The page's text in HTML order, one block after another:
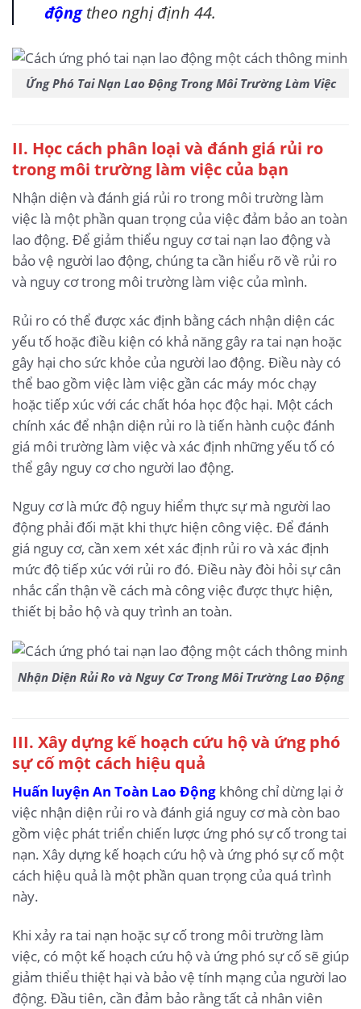
độngtheo nghị định 44.
Ứng Phó Tai Nạn Lao Động Trong Môi Trường Làm Việc
II. Học cách phân loại và đánh giá rủi ro
trong môi trường làm việc của bạn
Nhận diện và đánh giá rủi ro trong môi trường làm
việc là một phần quan trọng của việc đảm bảo an toàn
lao động. Để giảm thiểu nguy cơ tai nạn lao động và
bảo vệ người lao động, chúng ta cần hiểu rõ về rủi ro
và nguy cơ trong môi trường làm việc của mình.
Rủi ro có thể được xác định bằng cách nhận diện các
yếu tố hoặc điều kiện có khả năng gây ra tai nạn hoặc
gây hại cho sức khỏe của người lao động. Điều này có
thể bao gồm việc làm việc gần các máy móc chạy
hoặc tiếp xúc với các chất hóa học độc hại. Một cách
chính xác để nhận diện rủi ro là tiến hành cuộc đánh
giá môi trường làm việc và xác định những yếu tố có
thể gây nguy cơ cho người lao động.
Nguy cơ là mức độ nguy hiểm thực sự mà người lao
động phải đối mặt khi thực hiện công việc. Để đánh
giá nguy cơ, cần xem xét xác định rủi ro và xác định
mức độ tiếp xúc với rủi ro đó. Điều này đòi hỏi sự cân
nhắc cẩn thận về cách mà công việc được thực hiện,
thiết bị bảo hộ và quy trình an toàn.
Nhận Diện Rủi Ro và Nguy Cơ Trong Môi Trường Lao Động
III. Xây dựng kế hoạch cứu hộ và ứng phó
sự cố một cách hiệu quả
Huấn luyện An Toàn Lao Động không chỉ dừng lại ở
việc nhận diện rủi ro và đánh giá nguy cơ mà còn bao
gồm việc phát triển chiến lược ứng phó sự cố trong tai
nạn. Xây dựng kế hoạch cứu hộ và ứng phó sự cố một
cách hiệu quả là một phần quan trọng của quá trình
này.
Khi xảy ra tai nạn hoặc sự cố trong môi trường làm
việc, có một kế hoạch cứu hộ và ứng phó sự cố sẽ giúp
giảm thiểu thiệt hại và bảo vệ tính mạng của người lao
động. Đầu tiên, cần đảm bảo rằng tất cả nhân viên